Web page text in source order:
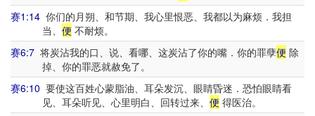
赛1:14 你们的月朔、和节期、我心里恨恶、我都以为麻烦．我担
当、 便 不耐烦。
赛6:7 将炭沾我的口、说、看哪、这炭沾了你的嘴．你的罪孽便 除
掉、你的罪恶就赦免了。
赛6:10 要使这百姓心蒙脂油、耳朵发沉、眼睛昏迷．恐怕眼睛看
见、耳朵听见、心里明白、回转过来、 便 得医治。